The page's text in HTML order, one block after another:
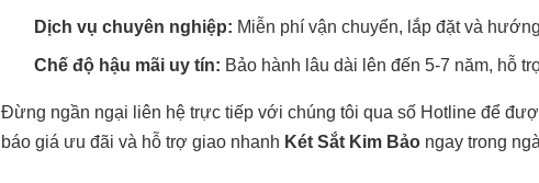
Dịch vụ chuyên nghiệp: Miễn phí vận chuyển, lắp đặt và
Chế độ hậu mãi uy tín: Bảo hành lâu dài lên đến 5-7 năm, hỗ
Đừng ngần ngại liên hệ trực tiếp với chúng tôi qua số Hotline để
báo giá ưu đãi và hỗ trợ giao nhanh Két Sắt Kim Bảo ngay trong